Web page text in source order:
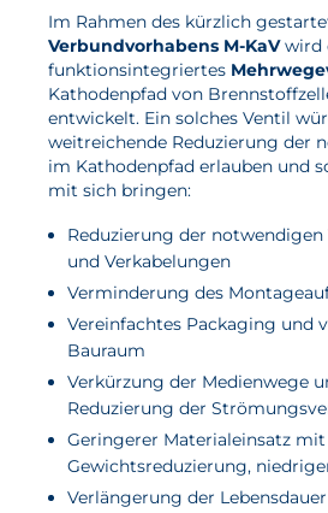
Aktuelles
Neuigkeiten
Projekte
Veranstaltungen
Publikationen
Awards und
Für die Presse
Im Rahmen des kürzlich
Verbundvorhabens M-KaVwird
funktionsintegriertes
Kathodenpfad von
entwickelt. Ein solches Ventil
weitreichende Reduzierung der
im Kathodenpfad erlauben und
mit sich bringen:
Reduzierung der
und Verkabelungen
Verminderung des
Vereinfachtes Packaging und
Bauraum
Verkürzung der Medienwege
Reduzierung der
Geringerer Materialeinsatz mit
Gewichtsreduzierung,
Verlängerung der Lebensdauer